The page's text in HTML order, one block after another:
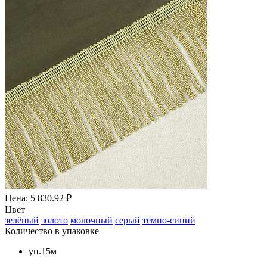
Цена: 5 830.92 ₽
Цвет
зелёный золото молочный серый тёмно-синий
Количество в упаковке
уп.15м